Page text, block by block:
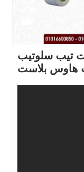
تيب سلوتيب
هاوس بلاست